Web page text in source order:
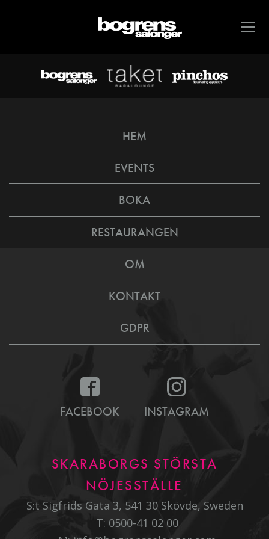
HEM
EVENTS
BOKA
RESTAURANGEN
OM
KONTAKT
GDPR
FACEBOOK INSTAGRAM
SKARABORGS STÖRSTA
NÖJESSTÄLLE
S:t Sigfrids Gata 3, 541 30 Skövde, Sweden
T: 0500-41 02 00